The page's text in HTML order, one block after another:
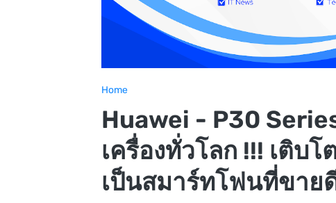
Home
Huawei - P30
เครื่องทั่วโลก !!! เติบ
เป็นสมาร์ทโฟนที่ขาย